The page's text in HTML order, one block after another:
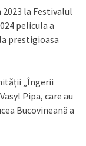
la Festivalul
pelicula a
prestigioasa
„Îngerii
Pipa, care au
Bucovineană a